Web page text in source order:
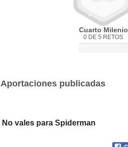
Cuarto Milenio
0 DE 5 RETOS
Aportaciones publicadas
No vales para Spiderman